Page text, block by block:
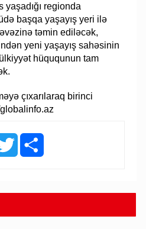
regionda
başqa yaşayış yeri ilə
təmin ediləcək,
yeni yaşayış sahəsinin
hüququnun tam
çıxarılaraq birinci
Twitter